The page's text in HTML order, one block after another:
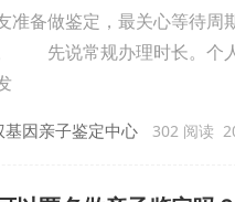
备做鉴定，最关心等待周
先说常规办理时长。个人
基因亲子鉴定中心 302 阅读